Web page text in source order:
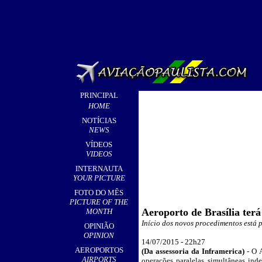
PRINCIPAL
HOME
NOTÍCIAS
NEWS
VÍDEOS
VIDEOS
INTERNAUTA
YOUR PICTURE
FOTO DO MÊS
PICTURE OF THE
MONTH
OPINIÃO
OPINION
AEROPORTOS
AIRPORTS
Aeroporto de Brasília terá
Início dos novos procedimentos está
14/07/2015 - 22h27
(Da assessoria da Inframerica) - O